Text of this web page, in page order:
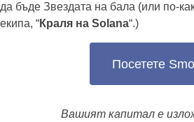
да бъде Звездата на бала (или по-
екипа, “Краля на Solana“.)
Посетете
Вашият капитал е